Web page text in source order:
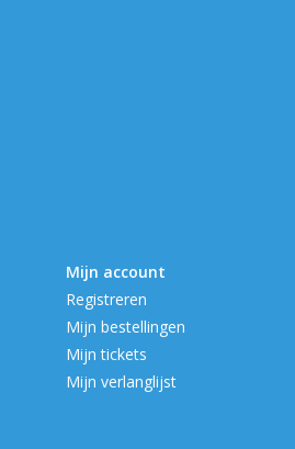
Mijn account
Registreren
Mijn bestellingen
Mijn tickets
Mijn verlanglijst